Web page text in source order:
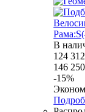
В
124
146 250
-15%